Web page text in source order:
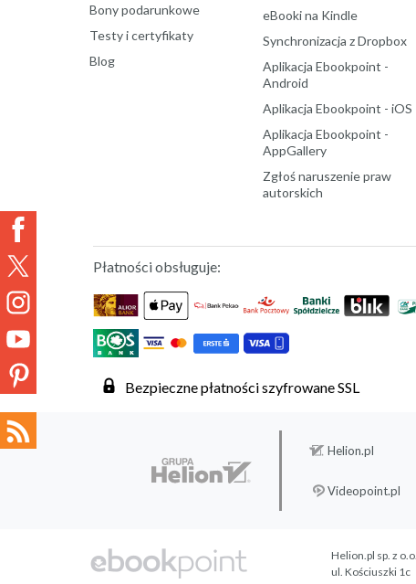
Bony podarunkowe
Testy i certyfikaty
Blog
eBooki na Kindle
Synchronizacja z Dropbox
Aplikacja Ebookpoint -
Android
Aplikacja Ebookpoint - iOS
Aplikacja Ebookpoint -
AppGallery
Zgłoś naruszenie praw
autorskich
Płatności obsługuje:
Bezpieczne płatności szyfrowane SSL
Helion.pl
Videopoint.pl
Helion.pl sp. z o.o.
ul. Kościuszki 1c